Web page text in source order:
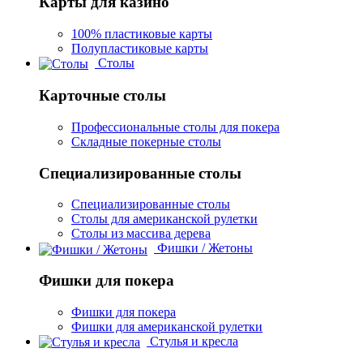
100% пластиковые карты
Полупластиковые карты
Столы
Карточные столы
Профессиональные столы для покера
Складные покерные столы
Специализированные столы
Специализированные столы
Столы для американской рулетки
Столы из массива дерева
Фишки / Жетоны
Фишки для покера
Фишки для покера
Фишки для американской рулетки
Стулья и кресла